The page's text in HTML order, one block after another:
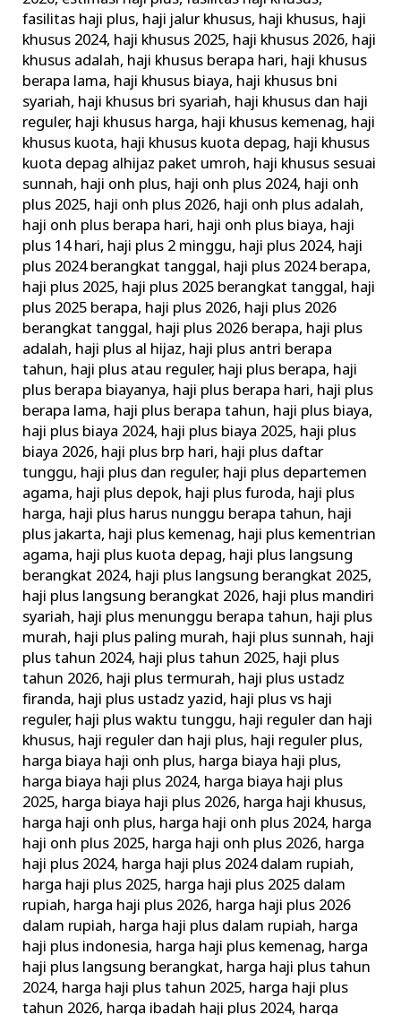
fasilitas haji plus, haji jalur khusus, haji khusus, haji
khusus 2024, haji khusus 2025, haji khusus 2026, haji
khusus adalah, haji khusus berapa hari, haji khusus
berapa lama, haji khusus biaya, haji khusus bni
syariah, haji khusus bri syariah, haji khusus dan haji
reguler, haji khusus harga, haji khusus kemenag, haji
khusus kuota, haji khusus kuota depag, haji khusus
kuota depag alhijaz paket umroh, haji khusus sesuai
sunnah, haji onh plus, haji onh plus 2024, haji onh
plus 2025, haji onh plus 2026, haji onh plus adalah,
haji onh plus berapa hari, haji onh plus biaya, haji
plus 14 hari, haji plus 2 minggu, haji plus 2024, haji
plus 2024 berangkat tanggal, haji plus 2024 berapa,
haji plus 2025, haji plus 2025 berangkat tanggal, haji
plus 2025 berapa, haji plus 2026, haji plus 2026
berangkat tanggal, haji plus 2026 berapa, haji plus
adalah, haji plus al hijaz, haji plus antri berapa
tahun, haji plus atau reguler, haji plus berapa, haji
plus berapa biayanya, haji plus berapa hari, haji plus
berapa lama, haji plus berapa tahun, haji plus biaya,
haji plus biaya 2024, haji plus biaya 2025, haji plus
biaya 2026, haji plus brp hari, haji plus daftar
tunggu, haji plus dan reguler, haji plus departemen
agama, haji plus depok, haji plus furoda, haji plus
harga, haji plus harus nunggu berapa tahun, haji
plus jakarta, haji plus kemenag, haji plus kementrian
agama, haji plus kuota depag, haji plus langsung
berangkat 2024, haji plus langsung berangkat 2025,
haji plus langsung berangkat 2026, haji plus mandiri
syariah, haji plus menunggu berapa tahun, haji plus
murah, haji plus paling murah, haji plus sunnah, haji
plus tahun 2024, haji plus tahun 2025, haji plus
tahun 2026, haji plus termurah, haji plus ustadz
firanda, haji plus ustadz yazid, haji plus vs haji
reguler, haji plus waktu tunggu, haji reguler dan haji
khusus, haji reguler dan haji plus, haji reguler plus,
harga biaya haji onh plus, harga biaya haji plus,
harga biaya haji plus 2024, harga biaya haji plus
2025, harga biaya haji plus 2026, harga haji khusus,
harga haji onh plus, harga haji onh plus 2024, harga
haji onh plus 2025, harga haji onh plus 2026, harga
haji plus 2024, harga haji plus 2024 dalam rupiah,
harga haji plus 2025, harga haji plus 2025 dalam
rupiah, harga haji plus 2026, harga haji plus 2026
dalam rupiah, harga haji plus dalam rupiah, harga
haji plus indonesia, harga haji plus kemenag, harga
haji plus langsung berangkat, harga haji plus tahun
2024, harga haji plus tahun 2025, harga haji plus
tahun 2026, harga ibadah haji plus 2024, harga